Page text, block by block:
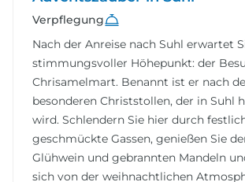
Verpflegung
Nach der Anreise nach Suhl erwartet
stimmungsvoller Höhepunkt: der
Chrisamelmart. Benannt ist er nach
besonderen Christstollen, der in Suhl
wird. Schlendern Sie hier durch
geschmückte Gassen, genießen Sie
Glühwein und gebrannten Mandeln
sich von der weihnachtlichen